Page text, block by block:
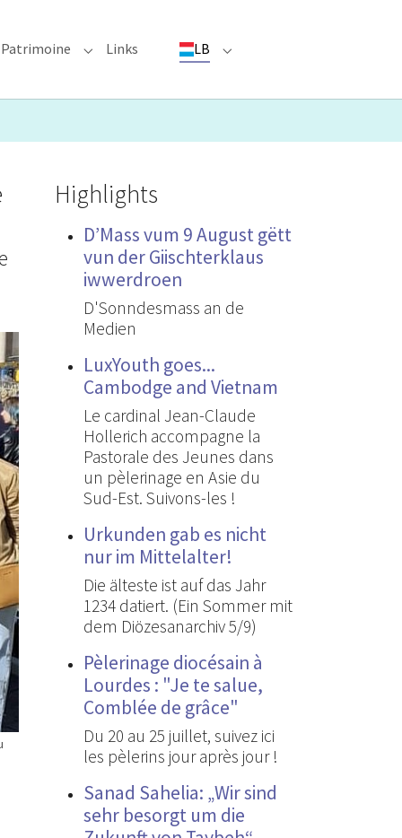
for "Evenementer"
Patrimoine Submenu for "Patrimoine"
Links LB Submenu for "LB"
Highlights
D’Mass vum 9 August gëtt
vun der Giischterklaus
iwwerdroen
D'Sonndesmass an de
Medien
LuxYouth goes...
Cambodge and Vietnam
Le cardinal Jean-Claude
Hollerich accompagne la
Pastorale des Jeunes dans
un pèlerinage en Asie du
Sud-Est. Suivons-les !
Urkunden gab es nicht
nur im Mittelalter!
Die älteste ist auf das Jahr
1234 datiert. (Ein Sommer mit
dem Diözesanarchiv 5/9)
Pèlerinage diocésain à
Lourdes : "Je te salue,
Comblée de grâce"
Du 20 au 25 juillet, suivez ici
les pèlerins jour après jour !
Sanad Sahelia: „Wir sind
sehr besorgt um die